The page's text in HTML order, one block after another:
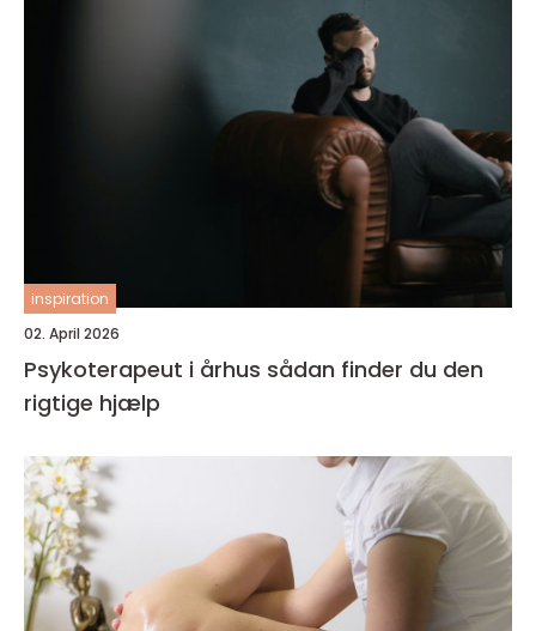
inspiration
02. April 2026
Psykoterapeut i århus sådan finder du den
rigtige hjælp